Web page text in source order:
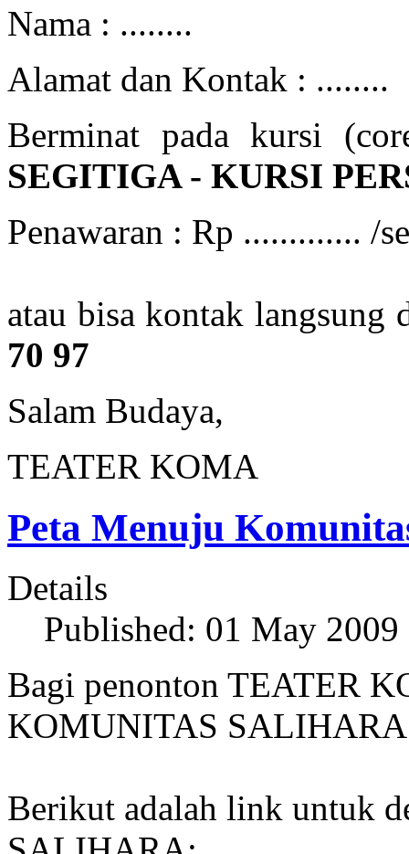
Nama : ........
Alamat dan Kontak : ........
Berminat pada kursi
SEGITIGA - KURSI
Penawaran : Rp ............. /
atau bisa kontak langsung
70 97
Salam Budaya,
TEATER KOMA
Peta Menuju
Details
Published: 01 May 2009
Bagi penonton TEATER
KOMUNITAS
Berikut adalah link untuk